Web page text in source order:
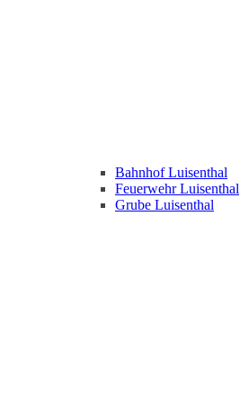
Bahnhof Luisenthal
Feuerwehr Luisenthal
Grube Luisenthal